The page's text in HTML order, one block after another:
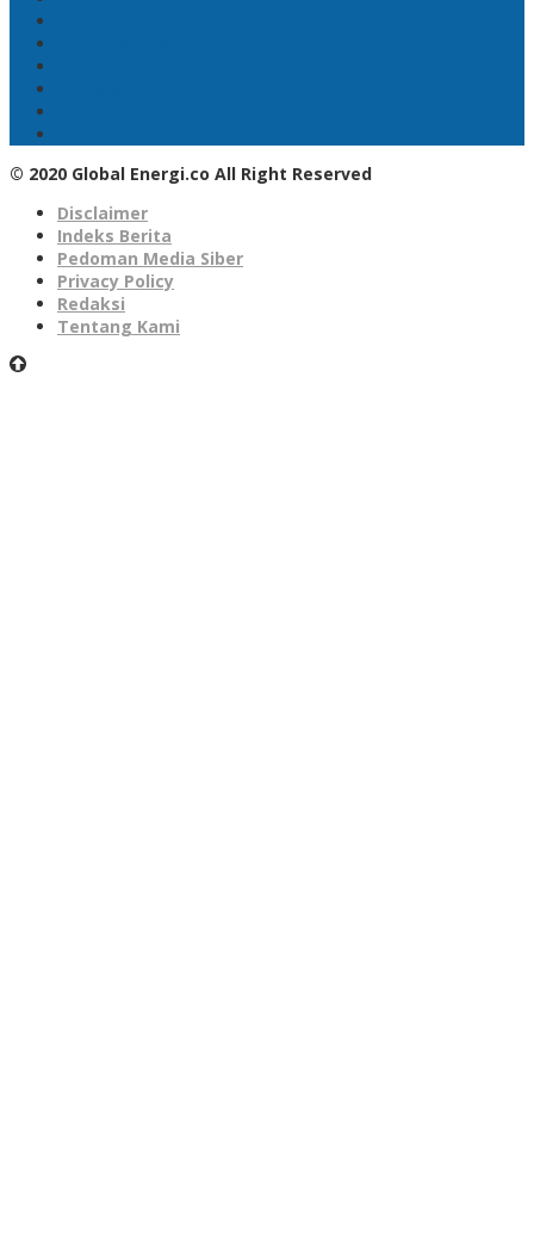
© 2020 Global Energi.co All Right Reserved
Disclaimer
Indeks Berita
Pedoman Media Siber
Privacy Policy
Redaksi
Tentang Kami